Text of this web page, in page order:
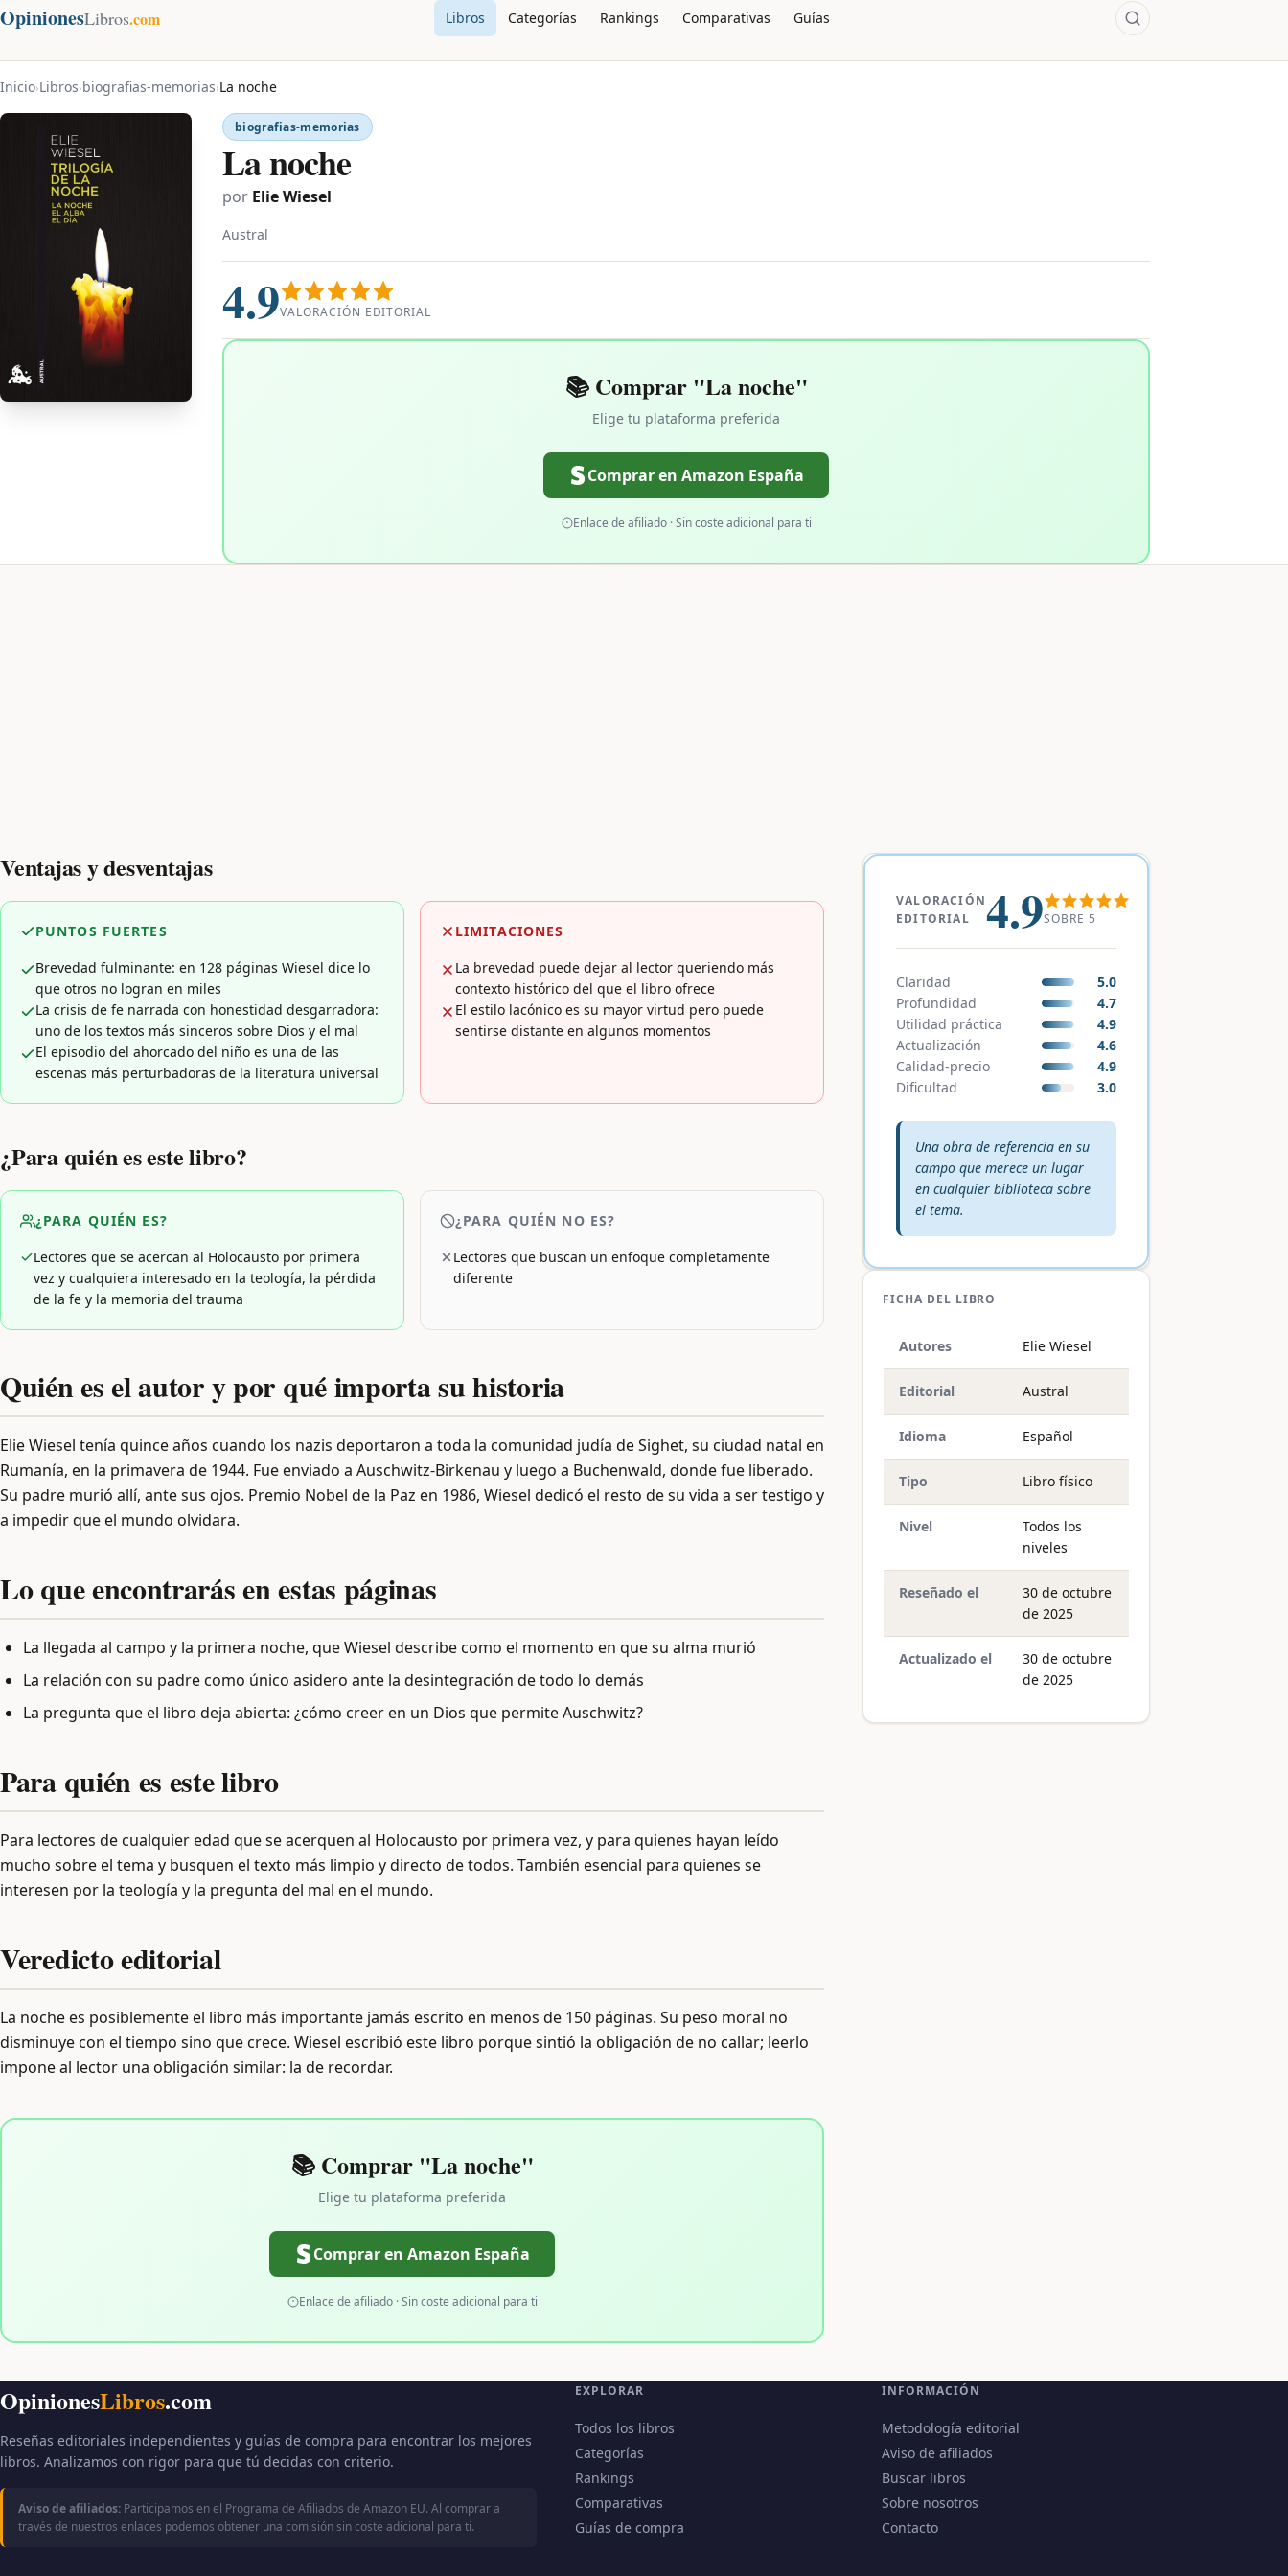
OpinionesLibros.com Libros Categorías Rankings Comparativas Guías
Inicio›Libros›biografias-memorias›La noche
biografias-memorias
La noche
por Elie Wiesel
Austral
4.9VALORACIÓN EDITORIAL
📚 Comprar "La noche"
Elige tu plataforma preferida
Comprar en Amazon España
Enlace de afiliado · Sin coste adicional para ti
Ventajas y desventajas
PUNTOS FUERTES
Brevedad fulminante: en 128 páginas Wiesel dice lo
que otros no logran en miles
La crisis de fe narrada con honestidad desgarradora:
uno de los textos más sinceros sobre Dios y el mal
El episodio del ahorcado del niño es una de las
escenas más perturbadoras de la literatura universal
LIMITACIONES
La brevedad puede dejar al lector queriendo más
contexto histórico del que el libro ofrece
El estilo lacónico es su mayor virtud pero puede
sentirse distante en algunos momentos
¿Para quién es este libro?
¿PARA QUIÉN ES?
Lectores que se acercan al Holocausto por primera
vez y cualquiera interesado en la teología, la pérdida
de la fe y la memoria del trauma
¿PARA QUIÉN NO ES?
Lectores que buscan un enfoque completamente
diferente
Quién es el autor y por qué importa su historia
Elie Wiesel tenía quince años cuando los nazis deportaron a toda la comunidad judía de Sighet, su ciudad natal en
Rumanía, en la primavera de 1944. Fue enviado a Auschwitz-Birkenau y luego a Buchenwald, donde fue liberado.
Su padre murió allí, ante sus ojos. Premio Nobel de la Paz en 1986, Wiesel dedicó el resto de su vida a ser testigo y
a impedir que el mundo olvidara.
Lo que encontrarás en estas páginas
La llegada al campo y la primera noche, que Wiesel describe como el momento en que su alma murió
La relación con su padre como único asidero ante la desintegración de todo lo demás
La pregunta que el libro deja abierta: ¿cómo creer en un Dios que permite Auschwitz?
Para quién es este libro
Para lectores de cualquier edad que se acerquen al Holocausto por primera vez, y para quienes hayan leído
mucho sobre el tema y busquen el texto más limpio y directo de todos. También esencial para quienes se
interesen por la teología y la pregunta del mal en el mundo.
Veredicto editorial
La noche es posiblemente el libro más importante jamás escrito en menos de 150 páginas. Su peso moral no
disminuye con el tiempo sino que crece. Wiesel escribió este libro porque sintió la obligación de no callar; leerlo
impone al lector una obligación similar: la de recordar.
📚 Comprar "La noche"
Elige tu plataforma preferida
Comprar en Amazon España
Enlace de afiliado · Sin coste adicional para ti
VALORACIÓN
EDITORIAL
4.9SOBRE 5
Claridad
5.0
Profundidad
4.7
Utilidad práctica
4.9
Actualización
4.6
Calidad-precio
4.9
Dificultad
3.0
Veredicto editorial:
Una obra de referencia en su
campo que merece un lugar
en cualquier biblioteca sobre
el tema.
FICHA DEL LIBRO
Autores Elie Wiesel
Editorial Austral
Idioma Español
Tipo Libro físico
Nivel
Todos los
niveles
Reseñado el
30 de octubre
de 2025
Actualizado el
30 de octubre
de 2025
OpinionesLibros.com
Reseñas editoriales independientes y guías de compra para encontrar los mejores
libros. Analizamos con rigor para que tú decidas con criterio.
Aviso de afiliados: Participamos en el Programa de Afiliados de Amazon EU. Al comprar a
través de nuestros enlaces podemos obtener una comisión sin coste adicional para ti.
EXPLORAR
Todos los libros
Categorías
Rankings
Comparativas
Guías de compra
INFORMACIÓN
Metodología editorial
Aviso de afiliados
Buscar libros
Sobre nosotros
Contacto